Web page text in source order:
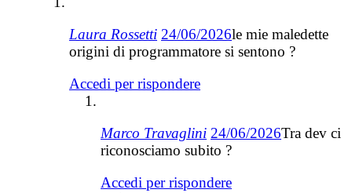
Laura Rossetti 24/06/2026le mie maledette
origini di programmatore si sentono ?
Accedi per rispondere
Marco Travaglini 24/06/2026Tra dev ci
riconosciamo subito ?
Accedi per rispondere